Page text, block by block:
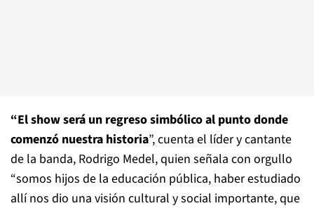
“El show será un regreso simbólico al punto donde
comenzó nuestra historia”, cuenta el líder y cantante
de la banda, Rodrigo Medel, quien señala con orgullo
“somos hijos de la educación pública, haber estudiado
allí nos dio una visión cultural y social importante, que